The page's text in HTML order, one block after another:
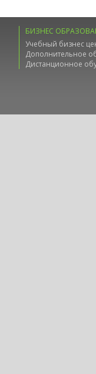
БИЗНЕС
Учебный бизнес
Дополнительное
Дистанционное